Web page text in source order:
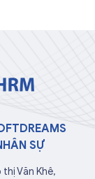
SỰ
Văn Khê,